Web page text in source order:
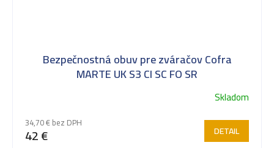
Bezpečnostná obuv pre zváračov Cofra
MARTE UK S3 CI SC FO SR
Skladom
34,70 € bez DPH
42 € DETAIL